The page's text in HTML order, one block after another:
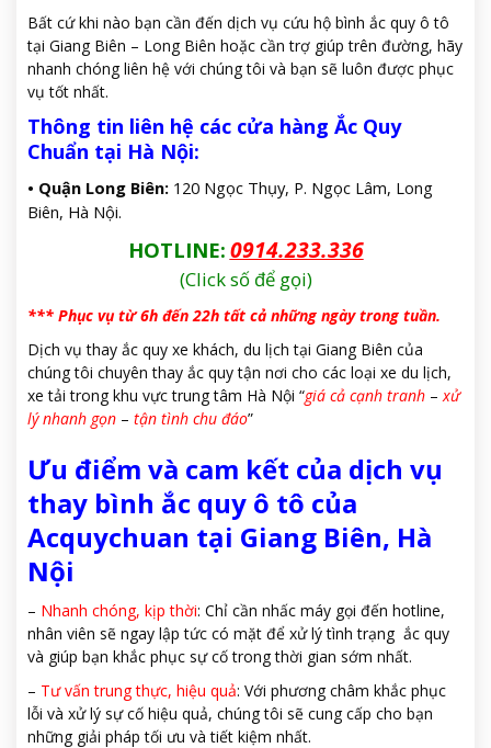
Bất cứ khi nào bạn cần đến dịch vụ cứu hộ bình ắc quy ô tô
tại Giang Biên – Long Biên hoặc cần trợ giúp trên đường, hãy
nhanh chóng liên hệ với chúng tôi và bạn sẽ luôn được phục
vụ tốt nhất.
Thông tin liên hệ các cửa hàng Ắc Quy
Chuẩn tại Hà Nội:
• Quận Long Biên: 120 Ngọc Thụy, P. Ngọc Lâm, Long
Biên, Hà Nội.
HOTLINE: 0914.233.336
(Click số để gọi)
*** Phục vụ từ 6h đến 22h tất cả những ngày trong tuần.
Dịch vụ thay ắc quy xe khách, du lịch tại Giang Biên của
chúng tôi chuyên thay ắc quy tận nơi cho các loại xe du lịch,
xe tải trong khu vực trung tâm Hà Nội “giá cả cạnh tranh –xử
lý nhanh gọn – tận tình chu đáo”
Ưu điểm và cam kết của dịch vụ
thay bình ắc quy ô tô của
Acquychuan tại Giang Biên, Hà
Nội
– Nhanh chóng, kịp thời: Chỉ cần nhấc máy gọi đến hotline,
nhân viên sẽ ngay lập tức có mặt để xử lý tình trạng ắc quy
và giúp bạn khắc phục sự cố trong thời gian sớm nhất.
– Tư vấn trung thực, hiệu quả: Với phương châm khắc phục
lỗi và xử lý sự cố hiệu quả, chúng tôi sẽ cung cấp cho bạn
những giải pháp tối ưu và tiết kiệm nhất.